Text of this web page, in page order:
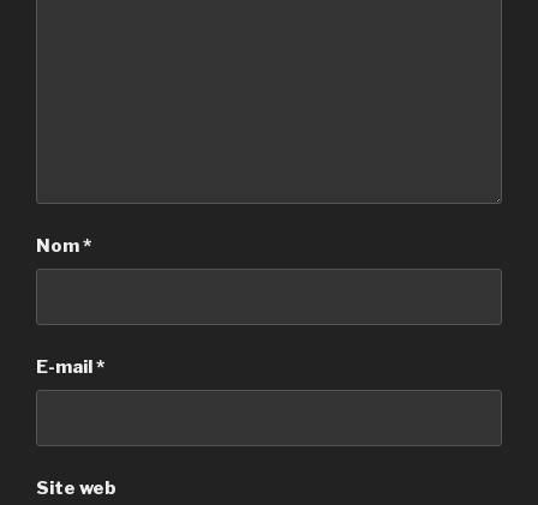
Nom*
E-mail*
Site web